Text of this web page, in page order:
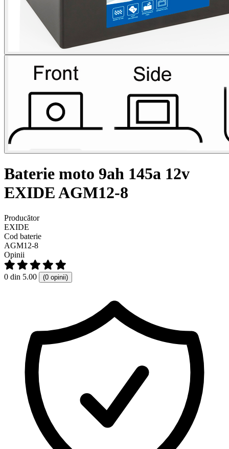
Baterie moto 9ah 145a 12v
EXIDE AGM12-8
Producător
EXIDE
Cod baterie
AGM12-8
Opinii
0 din 5.00 (0 opinii)